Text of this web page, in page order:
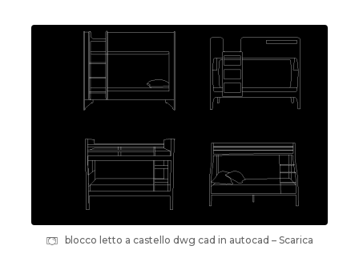
blocco letto a castello dwg cad in autocad – Scarica